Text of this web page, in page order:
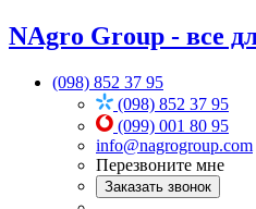
NAgro Group - все
(098) 852 37 95
(098) 852 37 95
(099) 001 80 95
info@nagrogroup.com
Перезвоните мне
Заказать звонок